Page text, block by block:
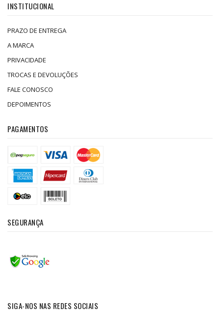
INSTITUCIONAL
PRAZO DE ENTREGA
A MARCA
PRIVACIDADE
TROCAS E DEVOLUÇÕES
FALE CONOSCO
DEPOIMENTOS
PAGAMENTOS
SEGURANÇA
SIGA-NOS NAS REDES SOCIAIS